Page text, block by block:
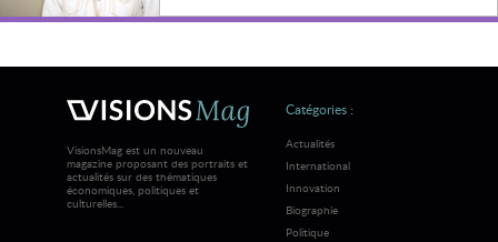
VisionsMag est un nouveau
magazine proposant des portraits et
actualités sur des thématiques
économiques, politiques et
culturelles...
Catégories :
Actualités
International
Innovation
Biographie
Politique